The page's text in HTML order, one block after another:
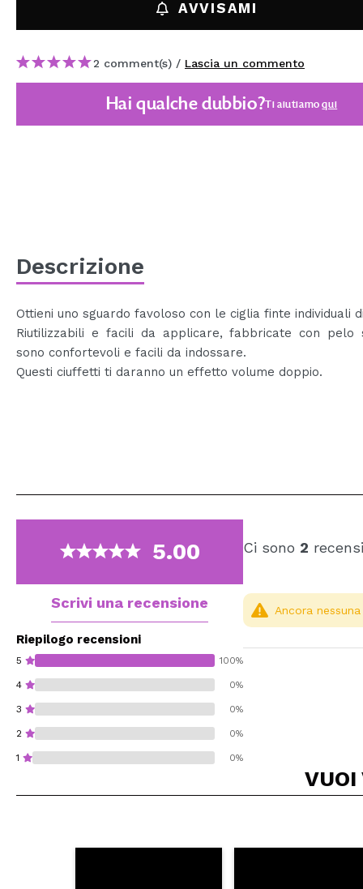
KOREA ZONE
TRAVEL SIZE
PROSSIMAMENTE
AVVISAMI
2 comment(s) / Lascia un commento
Hai qualche dubbio?Ti aiutiamoqui
Descrizione
Ottieni uno sguardo favoloso con le ciglia finte individuali
Riutilizzabili e facili da applicare, fabbricate con pelo
sono confortevoli e facili da indossare.
Questi ciuffetti ti daranno un effetto volume doppio.
5.00
Scrivi una recensione
Riepilogo recensioni
5 100%
4 0%
3 0%
2 0%
1 0%
Ci sono 2
Ancora
VUOI